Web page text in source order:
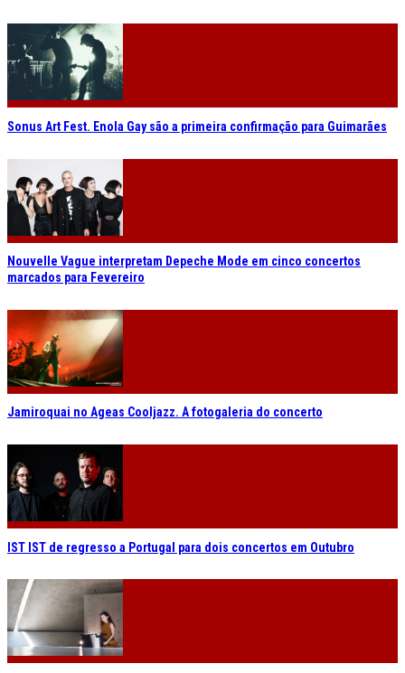
Sonus Art Fest. Enola Gay são a primeira confirmação para Guimarães
Nouvelle Vague interpretam Depeche Mode em cinco concertos
marcados para Fevereiro
Jamiroquai no Ageas Cooljazz. A fotogaleria do concerto
IST IST de regresso a Portugal para dois concertos em Outubro